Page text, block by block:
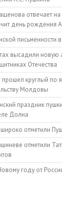
отвечает на
день рождения
письменности
высадили новую
Отечества
круглый по
Молдовы
праздник
Долна
отметили
отметили
году от